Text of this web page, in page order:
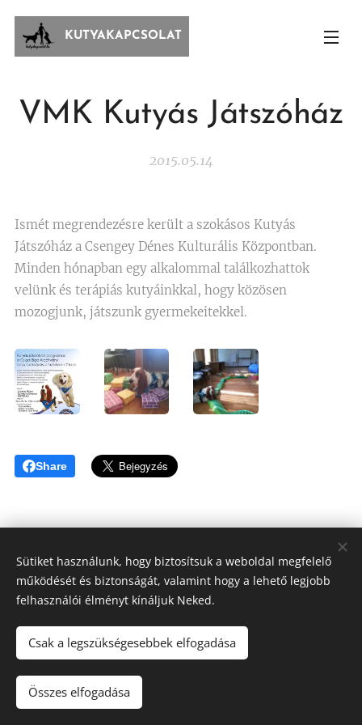
KUTYAKAPCSOLAT
VMK Kutyás Játszóház
2015.05.14
Ismét megrendezésre került a szokásos Kutyás
Játszóház a Csengey Dénes Kulturális Központban.
Minden hónapban egy alkalommal találkozhattok
velünk és terápiás kutyáinkkal, hogy közösen
mozogjunk, játszunk gyermekeitekkel.
Share
Tóthné Hesz Andrea
KUTYAKAPCSOLAT ©2020
Az oldalt a
Sütiket használunk, hogy biztosítsuk a weboldal megfelelő
működését és biztonságát, valamint hogy a lehető legjobb
felhasználói élményt kínáljuk Neked.
Csak a legszükségesebbek elfogadása
Összes elfogadása